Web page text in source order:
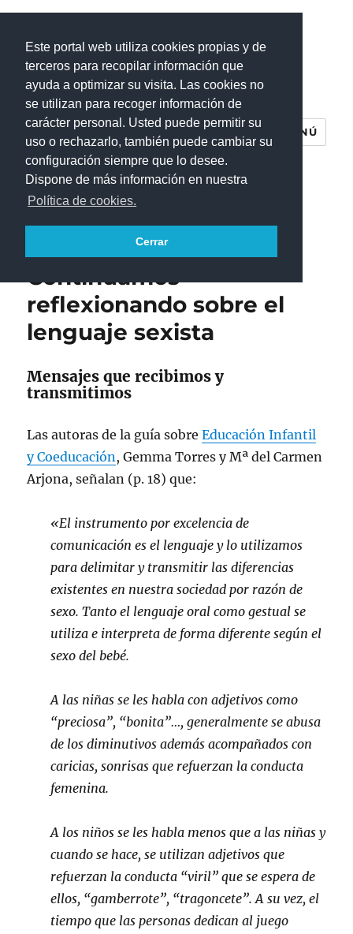
Este portal web utiliza cookies propias y de
terceros para recopilar información que
ayuda a optimizar su visita. Las cookies no
se utilizan para recoger información de
carácter personal. Usted puede permitir su
uso o rechazarlo, también puede cambiar su
configuración siempre que lo desee.
Dispone de más información en nuestra
Política de cookies.
Cerrar
Pensar@tinadamente
MENÚ
Continuamos
reflexionando sobre el
lenguaje sexista
Mensajes que recibimos y
transmitimos
Las autoras de la guía sobreEducación Infantil
y Coeducación, Gemma Torres y Mª del Carmen
Arjona, señalan (p. 18) que:
«El instrumento por excelencia de
comunicación es el lenguaje y lo utilizamos
para delimitar y transmitir las diferencias
existentes en nuestra sociedad por razón de
sexo. Tanto el lenguaje oral como gestual se
utiliza e interpreta de forma diferente según el
sexo del bebé.
A las niñas se les habla con adjetivos como
“preciosa”, “bonita”…, generalmente se abusa
de los diminutivos además acompañados con
caricias, sonrisas que refuerzan la conducta
femenina.
A los niños se les habla menos que a las niñas y
cuando se hace, se utilizan adjetivos que
refuerzan la conducta “viril” que se espera de
ellos, “gamberrote”, “tragoncete”. A su vez, el
tiempo que las personas dedican al juego